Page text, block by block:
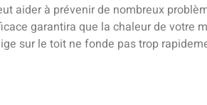
aider à prévenir de nombreux
garantira que la chaleur de votre
sur le toit ne fonde pas trop